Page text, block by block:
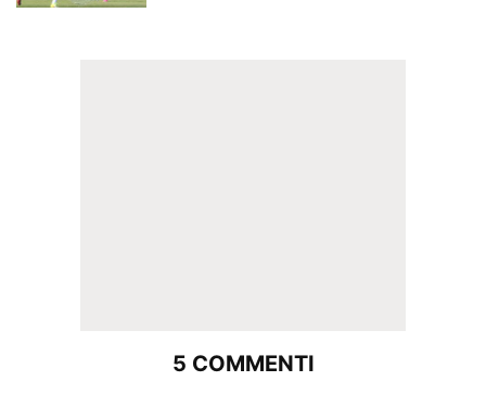
5 COMMENTI